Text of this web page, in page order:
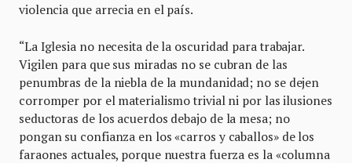
violencia que arrecia en el país.
“La Iglesia no necesita de la oscuridad para trabajar.
Vigilen para que sus miradas no se cubran de las
penumbras de la niebla de la mundanidad; no se dejen
corromper por el materialismo trivial ni por las ilusiones
seductoras de los acuerdos debajo de la mesa; no
pongan su confianza en los «carros y caballos» de los
faraones actuales, porque nuestra fuerza es la «columna